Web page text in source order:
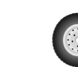
Zum Hauptinhalt